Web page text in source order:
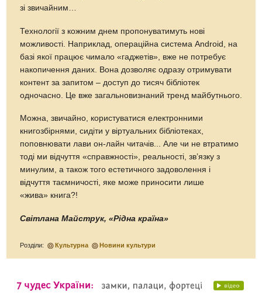
зі звичайним…
Технології з кожним днем пропонуватимуть нові
можливості. Наприклад, операційна система Android, на
базі якої працює чимало «гаджетів», вже не потребує
накопичення даних. Вона дозволяє одразу отримувати
контент за запитом – доступ до тисяч бібліотек
одночасно. Це вже загальновизнаний тренд майбутнього.
Можна, звичайно, користуватися електронними
книгозбірнями, сидіти у віртуальних бібліотеках,
поповнювати лави он-лайн читачів... Але чи не втратимо
тоді ми відчуття «справжності», реальності, зв’язку з
минулим, а також того естетичного задоволення і
відчуття таємничості, яке може приносити лише
«жива» книга?!
Світлана Майструк, «Рідна країна»
Розділи: Культурна Новини культури